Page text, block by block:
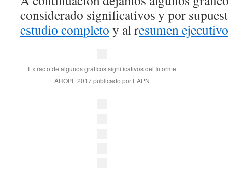
considerado significativos y por
estudio completo y al resumen ejecutivo
Extracto de algunos gráficos significativos del Informe
AROPE 2017 publicado por EAPN